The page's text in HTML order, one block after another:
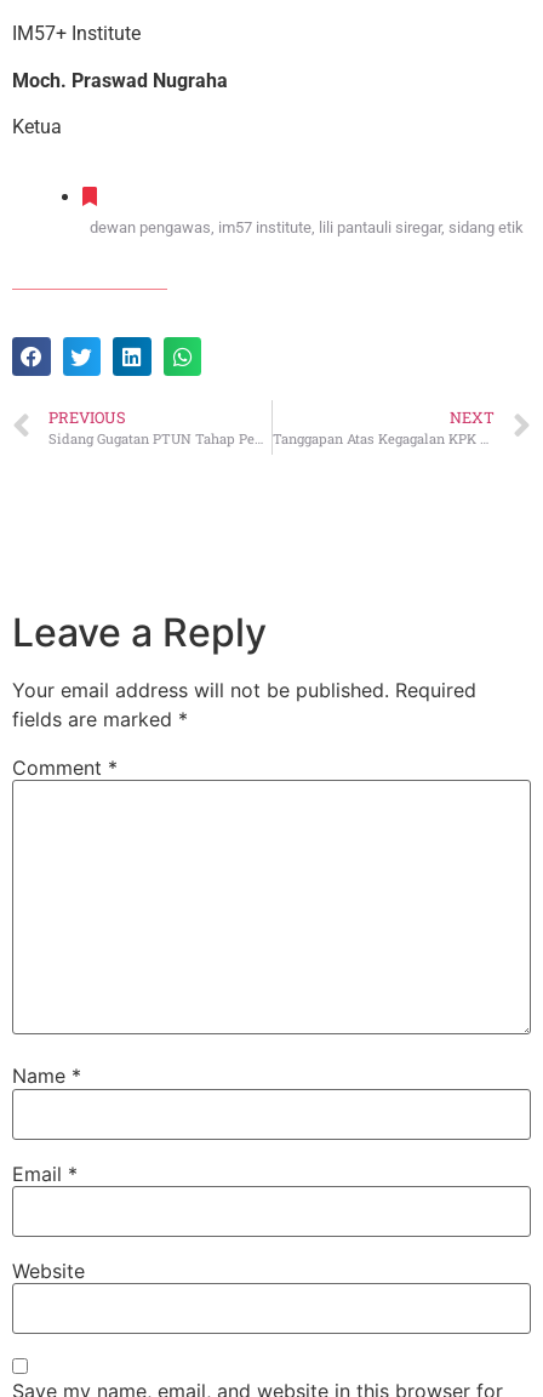
IM57+ Institute
Moch. Praswad Nugraha
Ketua
dewan pengawas, im57 institute, lili pantauli siregar, sidang etik
PREVIOUS NEXT
Leave a Reply
Your email address will not be published. Required
fields are marked *
Comment *
Name *
Email *
Website
Save my name, email, and website in this browser for